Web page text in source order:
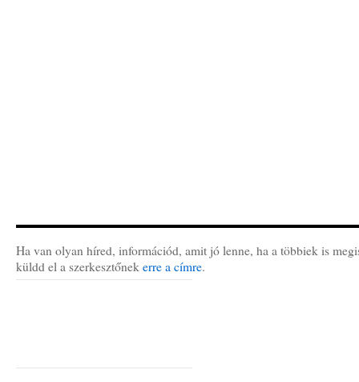
Ha van olyan híred, információd, amit jó lenne, ha a többiek is
küldd el a szerkesztőnek erre a címre.